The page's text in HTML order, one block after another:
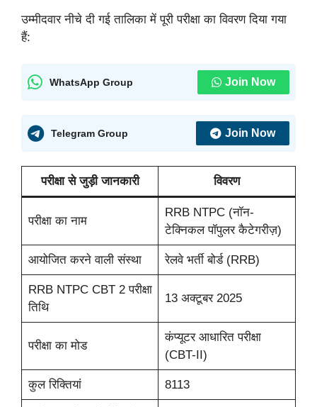
उम्मीदवार नीचे दी गई तालिका में पूरी परीक्षा का विवरण दिया गया
हैं:
WhatsApp Group Join Now
Telegram Group Join Now
परीक्षा से जुड़ी जानकारी विवरण
परीक्षा का नाम
RRB NTPC (नॉन-
टेक्निकल पॉपुलर कैटेगरीज़)
आयोजित करने वाली संस्था रेलवे भर्ती बोर्ड (RRB)
RRB NTPC CBT 2 परीक्षा
तिथि
13 अक्टूबर 2025
परीक्षा का मोड
कंप्यूटर आधारित परीक्षा
(CBT-II)
कुल रिक्तियां 8113